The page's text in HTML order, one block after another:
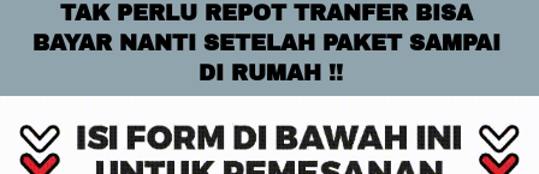
TAK PERLU REPOT TRANFER BISA
BAYAR NANTI SETELAH PAKET SAMPAI
DI RUMAH !!